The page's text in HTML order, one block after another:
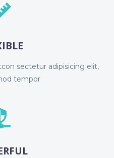
sectetur adipisicing elit,
tempor